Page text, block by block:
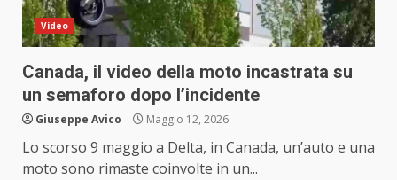
Video
Canada, il video della moto incastrata su
un semaforo dopo l’incidente
Giuseppe Avico Maggio 12, 2026
Lo scorso 9 maggio a Delta, in Canada, un’auto e una
moto sono rimaste coinvolte in un...